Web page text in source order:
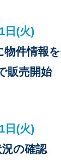
日(火)
物件情報
販売開始
日(火)
の確認